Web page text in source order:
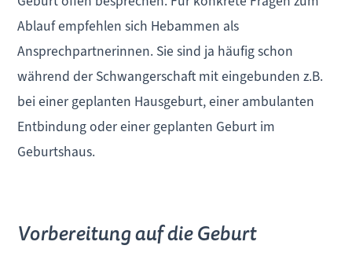
Ablauf empfehlen sich Hebammen als
Ansprechpartnerinnen. Sie sind ja häufig schon
während der Schwangerschaft mit eingebunden z.B.
bei einer geplanten Hausgeburt, einer ambulanten
Entbindung oder einer geplanten Geburt im
Geburtshaus.
Vorbereitung auf die Geburt